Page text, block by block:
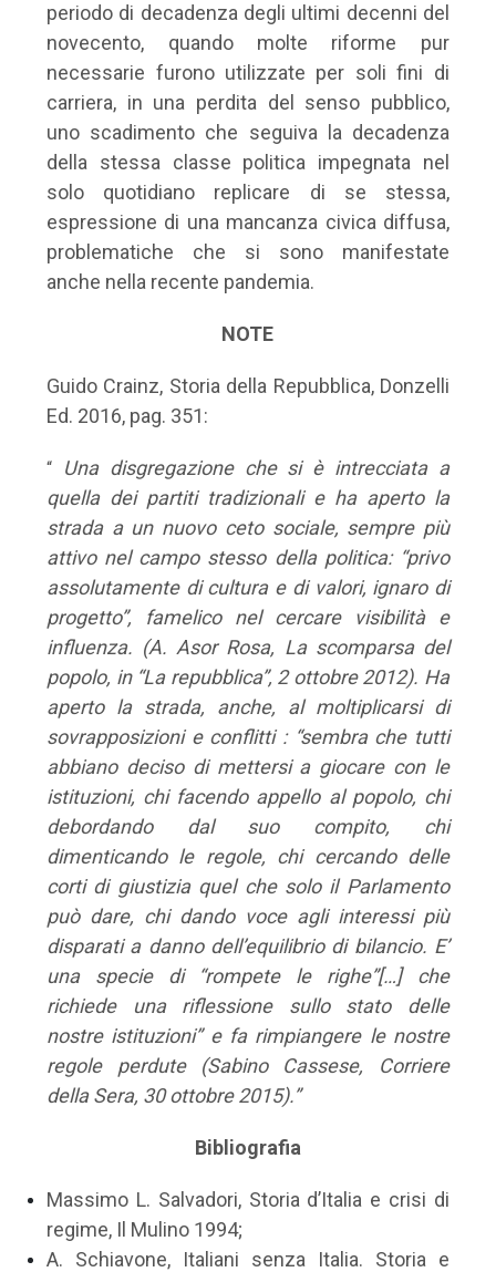
periodo di decadenza degli ultimi decenni del
novecento, quando molte riforme pur
necessarie furono utilizzate per soli fini di
carriera, in una perdita del senso pubblico,
uno scadimento che seguiva la decadenza
della stessa classe politica impegnata nel
solo quotidiano replicare di se stessa,
espressione di una mancanza civica diffusa,
problematiche che si sono manifestate
anche nella recente pandemia.
NOTE
Guido Crainz, Storia della Repubblica, Donzelli
Ed. 2016, pag. 351:
“
Una disgregazione che si è intrecciata a
quella dei partiti tradizionali e ha aperto la
strada a un nuovo ceto sociale, sempre più
attivo nel campo stesso della politica: “privo
assolutamente di cultura e di valori, ignaro di
progetto”, famelico nel cercare visibilità e
influenza. (A. Asor Rosa, La scomparsa del
popolo, in “La repubblica”, 2 ottobre 2012). Ha
aperto la strada, anche, al moltiplicarsi di
sovrapposizioni e conflitti : “sembra che tutti
abbiano deciso di mettersi a giocare con le
istituzioni, chi facendo appello al popolo, chi
debordando dal suo compito, chi
dimenticando le regole, chi cercando delle
corti di giustizia quel che solo il Parlamento
può dare, chi dando voce agli interessi più
disparati a danno dell’equilibrio di bilancio. E’
una specie di “rompete le righe”[…] che
richiede una riflessione sullo stato delle
nostre istituzioni” e fa rimpiangere le nostre
regole perdute (Sabino Cassese, Corriere
della Sera, 30 ottobre 2015).”
Bibliografia
Massimo L. Salvadori, Storia d’Italia e crisi di
regime, Il Mulino 1994;
A. Schiavone, Italiani senza Italia. Storia e